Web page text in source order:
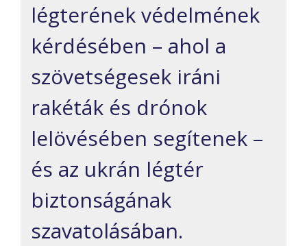
légterének védelmének
kérdésében – ahol a
szövetségesek iráni
rakéták és drónok
lelövésében segítenek –
és az ukrán légtér
biztonságának
szavatolásában.